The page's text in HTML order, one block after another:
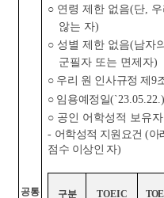
공통
○ 연령 제한 없음(단
않는 자)
○ 성별 제한 없음(남자
군필자 또는 면제자)
○ 우리 원 인사규정 제9
○ 임용예정일(`23.05.22.)
○ 공인 어학성적 보유자
- 어학성적 지원요건(아
점수 이상인 자)
구분 TOEIC